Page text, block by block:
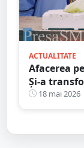
ACTUALITATE
Afacerea
Și-a
tutun:
18 mai 2026